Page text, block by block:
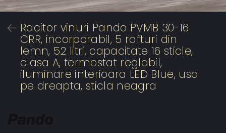
Racitor vinuri Pando PVMB 30-16
CRR, incorporabil, 5 rafturi din
lemn, 52 litri, capacitate 16 sticle,
clasa A, termostat reglabil,
iluminare interioara LED Blue, usa
pe dreapta, sticla neagra